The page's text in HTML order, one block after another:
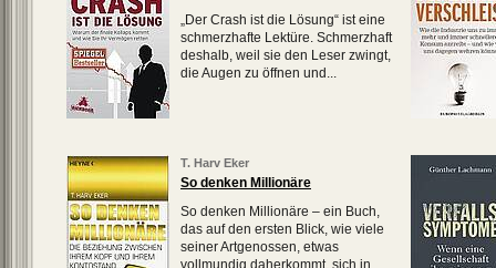
„Der Crash ist die Lösung“ ist eine
schmerzhafte Lektüre. Schmerzhaft
deshalb, weil sie den Leser zwingt,
die Augen zu öffnen und...
T. Harv Eker
So denken Millionäre
So denken Millionäre – ein Buch,
das auf den ersten Blick, wie viele
seiner Artgenossen, etwas
vollmundig daherkommt, sich in